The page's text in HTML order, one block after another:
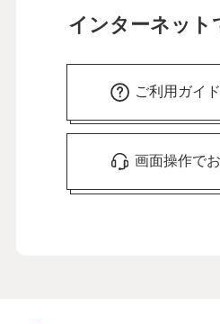
インターネット
ご利用ガイ
画面操作で